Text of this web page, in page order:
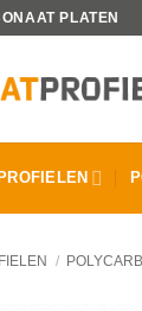
PLATEN
/